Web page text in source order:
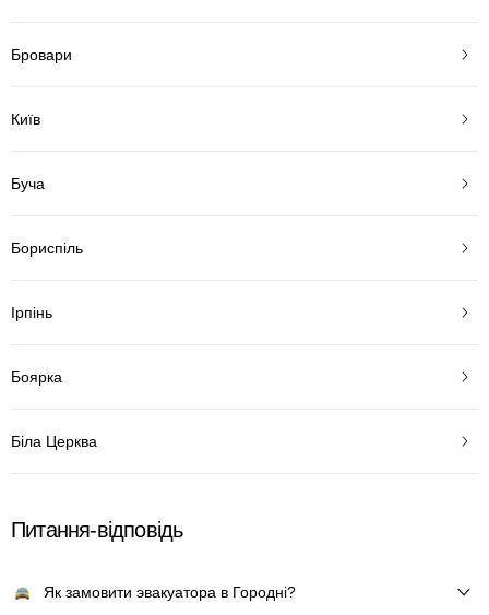
Бровари
Київ
Буча
Бориспіль
Ірпінь
Боярка
Біла Церква
Питання-відповідь
Як замовити эвакуатора в Городні?